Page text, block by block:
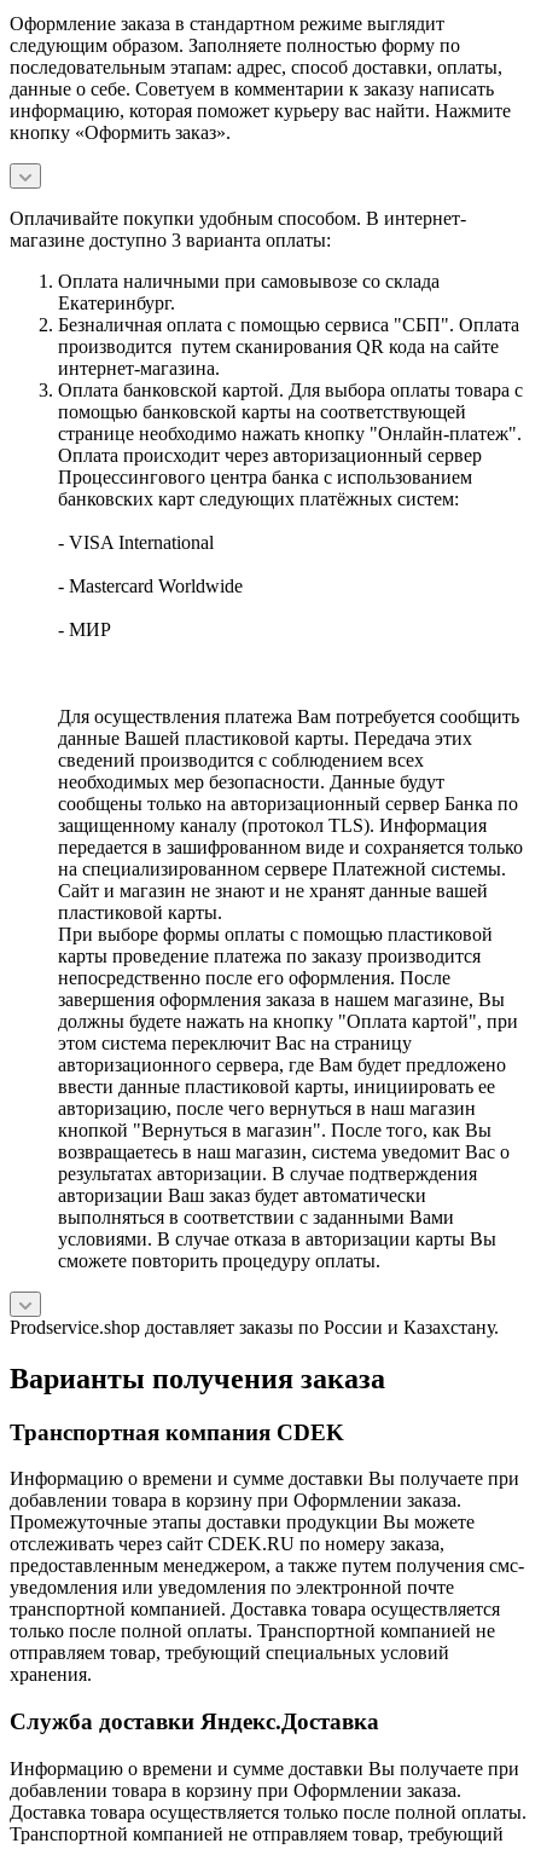
Оформление заказа в стандартном режиме выглядит
следующим образом. Заполняете полностью форму по
последовательным этапам: адрес, способ доставки, оплаты,
данные о себе. Советуем в комментарии к заказу написать
информацию, которая поможет курьеру вас найти. Нажмите
кнопку «Оформить заказ».
Оплачивайте покупки удобным способом. В интернет-
магазине доступно 3 варианта оплаты:
Оплата наличными при самовывозе со склада
Екатеринбург.
Безналичная оплата с помощью сервиса "СБП". Оплата
производится путем сканирования QR кода на сайте
интернет-магазина.
Оплата банковской картой. Для выбора оплаты товара с
помощью банковской карты на соответствующей
странице необходимо нажать кнопку "Онлайн-платеж".
Оплата происходит через авторизационный сервер
Процессингового центра банка с использованием
банковских карт следующих платёжных систем:
- VISA International
- Mastercard Worldwide
- МИР
Для осуществления платежа Вам потребуется сообщить
данные Вашей пластиковой карты. Передача этих
сведений производится с соблюдением всех
необходимых мер безопасности. Данные будут
сообщены только на авторизационный сервер Банка по
защищенному каналу (протокол TLS). Информация
передается в зашифрованном виде и сохраняется только
на специализированном сервере Платежной системы.
Сайт и магазин не знают и не хранят данные вашей
пластиковой карты.
При выборе формы оплаты с помощью пластиковой
карты проведение платежа по заказу производится
непосредственно после его оформления. После
завершения оформления заказа в нашем магазине, Вы
должны будете нажать на кнопку "Оплата картой", при
этом система переключит Вас на страницу
авторизационного сервера, где Вам будет предложено
ввести данные пластиковой карты, инициировать ее
авторизацию, после чего вернуться в наш магазин
кнопкой "Вернуться в магазин". После того, как Вы
возвращаетесь в наш магазин, система уведомит Вас о
результатах авторизации. В случае подтверждения
авторизации Ваш заказ будет автоматически
выполняться в соответствии с заданными Вами
условиями. В случае отказа в авторизации карты Вы
сможете повторить процедуру оплаты.
Prodservice.shop доставляет заказы по России и Казахстану.
Варианты получения заказа
Транспортная компания CDEK
Информацию о времени и сумме доставки Вы получаете при
добавлении товара в корзину при Оформлении заказа.
Промежуточные этапы доставки продукции Вы можете
отслеживать через сайт CDEK.RU по номеру заказа,
предоставленным менеджером, а также путем получения смс-
уведомления или уведомления по электронной почте
транспортной компанией. Доставка товара осуществляется
только после полной оплаты. Транспортной компанией не
отправляем товар, требующий специальных условий
хранения.
Служба доставки Яндекс.Доставка
Информацию о времени и сумме доставки Вы получаете при
добавлении товара в корзину при Оформлении заказа.
Доставка товара осуществляется только после полной оплаты.
Транспортной компанией не отправляем товар, требующий